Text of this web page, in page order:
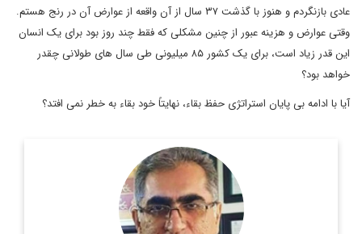
عادی بازنگردم و هنوز با گذشت ۳۷ سال از آن واقعه از عوارض آن در رنج هستم.
وقتی عوارض و هزینه عبور از چنین مشکلی که فقط چند روز بود برای یک انسان
این قدر زیاد است، برای یک کشور ۸۵ میلیونی طی سال های طولانی چقدر
خواهد بود؟
آیا با ادامه بی پایان استراتژی حفظ بقاء، نهایتاً خود بقاء به خطر نمی افتد؟
استاد دانشگاه و مدیرکل و رئیس سابق سازمان صنایع و معادن
استان لرستان.
اطلاعات بیشتر